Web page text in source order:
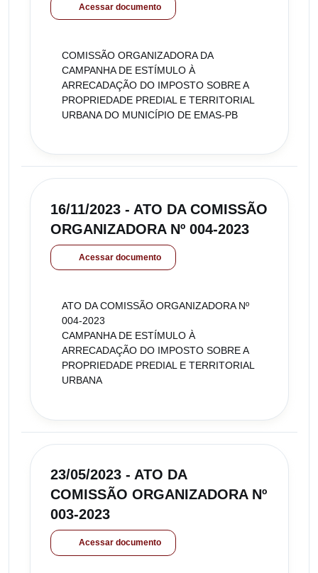
Acessar documento
COMISSÃO ORGANIZADORA DA
CAMPANHA DE ESTÍMULO À
ARRECADAÇÃO DO IMPOSTO SOBRE A
PROPRIEDADE PREDIAL E TERRITORIAL
URBANA DO MUNICÍPIO DE EMAS-PB
16/11/2023 - ATO DA COMISSÃO
ORGANIZADORA Nº 004-2023
Acessar documento
ATO DA COMISSÃO ORGANIZADORA Nº
004-2023
CAMPANHA DE ESTÍMULO À
ARRECADAÇÃO DO IMPOSTO SOBRE A
PROPRIEDADE PREDIAL E TERRITORIAL
URBANA
23/05/2023 - ATO DA
COMISSÃO ORGANIZADORA Nº
003-2023
Acessar documento